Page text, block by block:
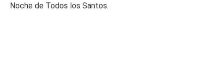
Noche de Todos los Santos.